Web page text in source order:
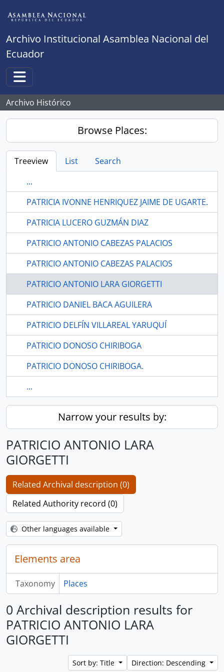
Archivo Institucional Asamblea Nacional del
Ecuador
Toggle navigation
Archivo Histórico
Browse Places:
Treeview List
Search
...
PATRICIA IVONNE HENRIQUEZ JAIME DE UGARTE.
PATRICIA LUCERO GUZMÁN DIAZ
PATRICIO ANTONIO CABEZAS PALACIOS
PATRICIO ANTONIO CABEZAS PALACIOS
PATRICIO ANTONIO LARA GIORGETTI
PATRICIO DANIEL BACA AGUILERA
PATRICIO DELFÍN VILLAREAL YARUQUÍ
PATRICIO DONOSO CHIRIBOGA
PATRICIO DONOSO CHIRIBOGA.
...
Narrow your results by:
PATRICIO ANTONIO LARA
GIORGETTI
Related Archival description (0)
Related Authority record (0)
Other languages available
Elements area
Taxonomy Places
0 Archival description results for
PATRICIO ANTONIO LARA
GIORGETTI
Sort by: Title Direction: Descending